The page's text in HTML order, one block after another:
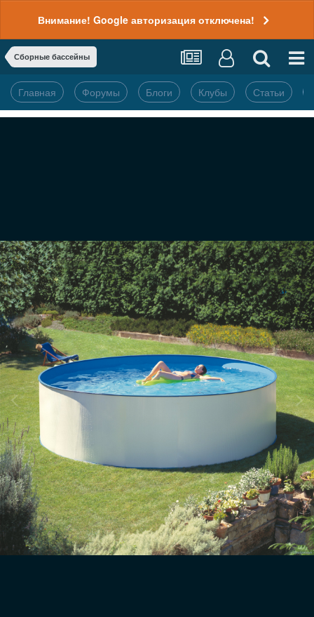
Внимание! Google авторизация отключена!
Сборные бассейны
Главная Форумы Блоги Клубы Статьи